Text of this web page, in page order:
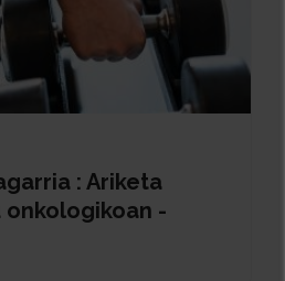
: Ariketa
onkologikoan -